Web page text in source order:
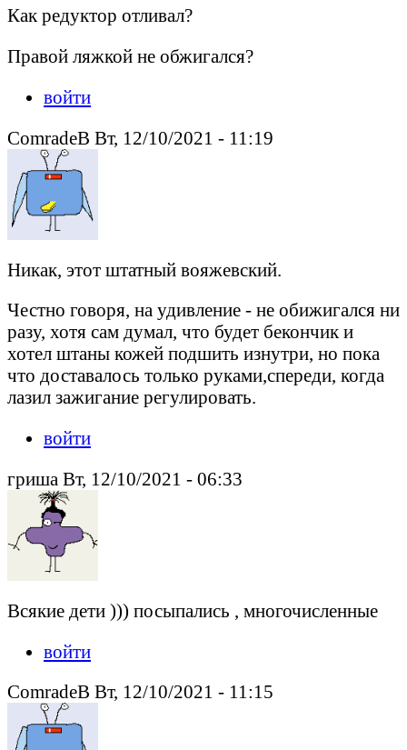
Как редуктор отливал?
Правой ляжкой не обжигался?
войти
ComradeB Вт, 12/10/2021 - 11:19
Никак, этот штатный вояжевский.
Честно говоря, на удивление - не обижигался ни
разу, хотя сам думал, что будет бекончик и
хотел штаны кожей подшить изнутри, но пока
что доставалось только руками,спереди, когда
лазил зажигание регулировать.
войти
гриша Вт, 12/10/2021 - 06:33
Всякие дети ))) посыпались , многочисленные
войти
ComradeB Вт, 12/10/2021 - 11:15